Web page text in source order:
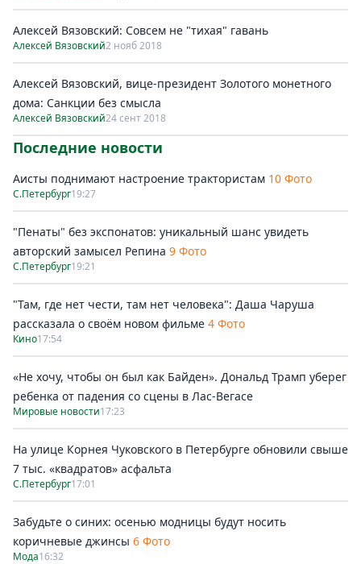
Алексей Вязовский: Совсем не "тихая" гавань
Алексей Вязовский2 нояб 2018
Алексей Вязовский, вице-президент Золотого монетного
дома: Санкции без смысла
Алексей Вязовский24 сент 2018
Последние новости
Аисты поднимают настроение трактористам 10 Фото
С.Петербург19:27
"Пенаты" без экспонатов: уникальный шанс увидеть
авторский замысел Репина 9 Фото
С.Петербург19:21
"Там, где нет чести, там нет человека": Даша Чаруша
рассказала о своём новом фильме 4 Фото
Кино17:54
«Не хочу, чтобы он был как Байден». Дональд Трамп уберег
ребенка от падения со сцены в Лас-Вегасе
Мировые новости17:23
На улице Корнея Чуковского в Петербурге обновили свыше
7 тыс. «квадратов» асфальта
С.Петербург17:01
Забудьте о синих: осенью модницы будут носить
коричневые джинсы 6 Фото
Мода16:32